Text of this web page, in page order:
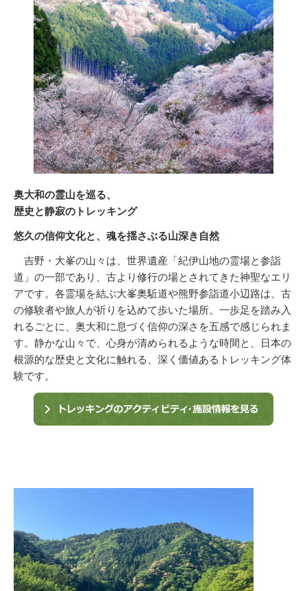
奥大和の霊山を巡る、
歴史と静寂のトレッキング
悠久の信仰文化と、魂を揺さぶる山深き自然
吉野・大峯の山々は、世界遺産「紀伊山地の霊場と参詣
道」の一部であり、古より修行の場とされてきた神聖なエリ
アです。各霊場を結ぶ大峯奥駈道や熊野参詣道小辺路は、古
の修験者や旅人が祈りを込めて歩いた場所。一歩足を踏み入
れるごとに、奥大和に息づく信仰の深さを五感で感じられま
す。静かな山々で、心身が清められるような時間と、日本の
根源的な歴史と文化に触れる、深く価値あるトレッキング体
験です。